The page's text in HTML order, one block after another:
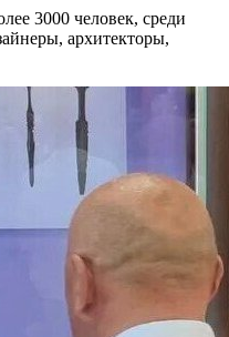
3000 человек, среди
архитекторы,